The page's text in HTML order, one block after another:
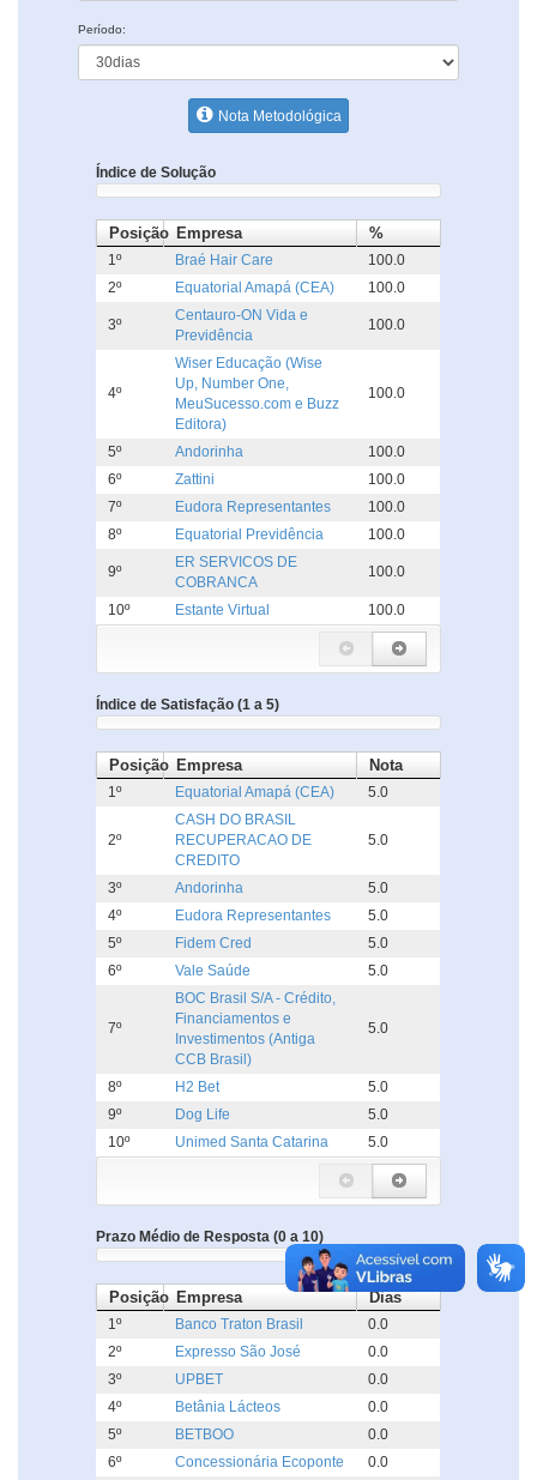
Período:
Nota Metodológica
Índice de Solução
Posição Empresa %
1º Braé Hair Care
100.0
2º
Equatorial Amapá (CEA) 100.0
3º
Centauro-ON Vida e
Previdência
100.0
4º
Wiser Educação (Wise
Up, Number One,
MeuSucesso.com e Buzz
Editora)
100.0
5º Andorinha
100.0
6º
Zattini
100.0
7º
Eudora Representantes
100.0
8º
Equatorial Previdência 100.0
9º
ER SERVICOS DE
COBRANCA
100.0
10º Estante Virtual 100.0
Índice de Satisfação (1 a 5)
Posição Empresa Nota
1º Equatorial Amapá (CEA) 5.0
2º
CASH DO BRASIL
RECUPERACAO DE
CREDITO
5.0
3º Andorinha
5.0
4º
Eudora Representantes
5.0
5º
Fidem Cred
5.0
6º
Vale Saúde 5.0
7º
BOC Brasil S/A - Crédito,
Financiamentos e
Investimentos (Antiga
CCB Brasil)
5.0
8º H2 Bet
5.0
9º
Dog Life
5.0
10º
Unimed Santa Catarina 5.0
Prazo Médio de Resposta (0 a 10)
Posição Empresa Dias
1º Banco Traton Brasil
0.0
2º
Expresso São José
0.0
3º
UPBET
0.0
4º
Betânia Lácteos
0.0
5º
BETBOO
0.0
6º
Concessionária Ecoponte 0.0